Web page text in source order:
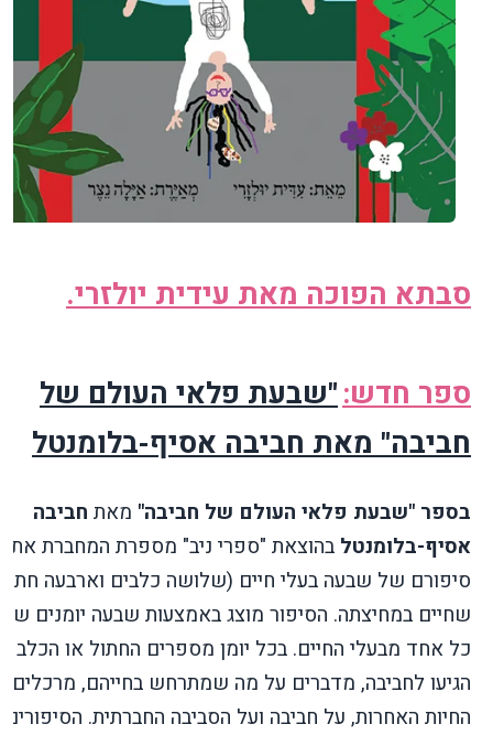
סבתא הפוכה מאת עידית יולזרי.
ספר חדש:"שבעת פלאי העולם של
חביבה" מאת חביבה אסיף-בלומנטל
בספר "שבעת פלאי העולם של חביבה" מאת חביבה
אסיף-בלומנטל בהוצאת "ספרי ניב" מספרת המחברת את
סיפורם של שבעה בעלי חיים (שלושה כלבים וארבעה
שחיים במחיצתה. הסיפור מוצג באמצעות שבעה יומנים
כל אחד מבעלי החיים. בכל יומן מספרים החתול או הכלב
הגיעו לחביבה, מדברים על מה שמתרחש בחייהם, מרכלים
החיות האחרות, על חביבה ועל הסביבה החברתית. הסיפורים